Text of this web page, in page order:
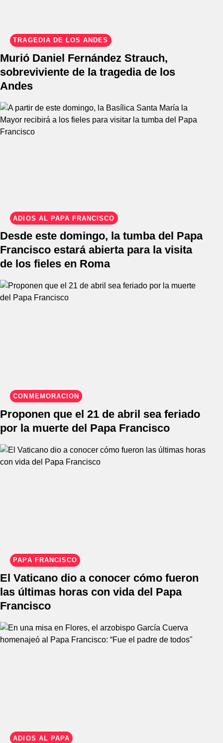
TRAGEDIA DE LOS ANDES
Murió Daniel Fernández Strauch,
sobreviviente de la tragedia de los
Andes
ADIÓS AL PAPA FRANCISCO
Desde este domingo, la tumba del Papa
Francisco estará abierta para la visita
de los fieles en Roma
CONMEMORACIÓN
Proponen que el 21 de abril sea feriado
por la muerte del Papa Francisco
PAPA FRANCISCO
El Vaticano dio a conocer cómo fueron
las últimas horas con vida del Papa
Francisco
ADIÓS AL PAPA